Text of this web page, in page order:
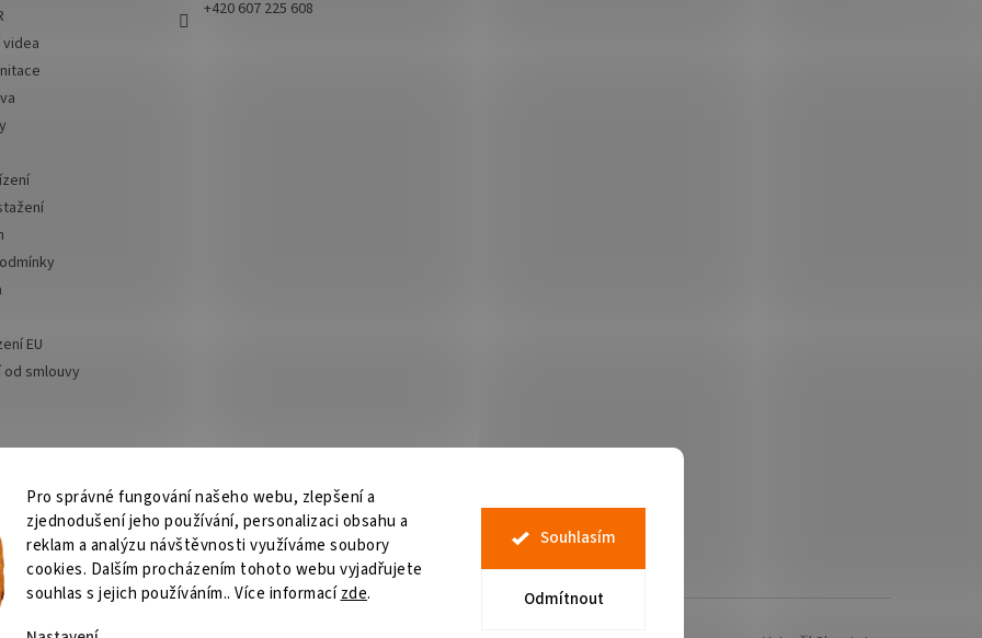
Pro správné fungování našeho webu, zlepšení a
zjednodušení jeho používání, personalizaci obsahu a
reklam a analýzu návštěvnosti využíváme soubory
cookies. Dalším procházením tohoto webu vyjadřujete
souhlas s jejich používáním.. Více informacízde.
Odmítnout
Souhlasím
EU
smlouvy
+420 607 225 608
Výčepní zařízení OSMO CZ Barvy Příbram Obchodní podmínky